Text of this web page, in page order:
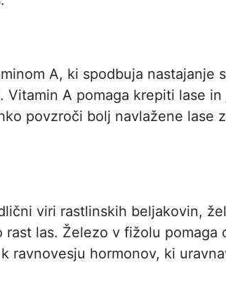
A, ki spodbuja nastajanje
Vitamin A pomaga krepiti lase
povzroči bolj navlažene lase
viri rastlinskih beljakovin,
rast las. Železo v fižolu pomaga
ravnovesju hormonov, ki